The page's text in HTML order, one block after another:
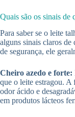
Quais são os sinais de
Para saber se o leite
alguns sinais claros
de segurança, ele
Cheiro azedo e forte:
que o leite estragou. A
odor ácido e
em produtos lácteos